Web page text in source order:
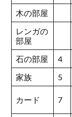
木の部屋
レンガの
部屋
石の部屋 4
家族
5
カード 7